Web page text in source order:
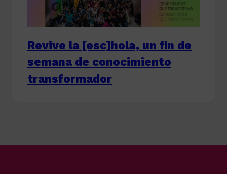
Revive la [esc]hola, un fin de
semana de conocimiento
transformador